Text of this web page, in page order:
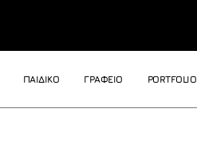
ΠΑΙΔΙΚΟ ΓΡΑΦΕΙΟ PORTFOLIO